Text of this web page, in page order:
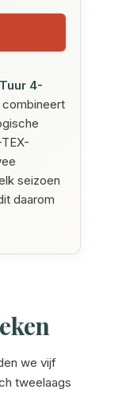
Tuur 4-
combineert
seizoen
daarom
we vijf
tweelaags